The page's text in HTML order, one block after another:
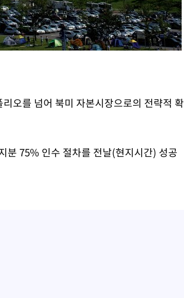
오를 넘어 북미 자본시장으로의 전략적 확
75% 인수 절차를 전날(현지시간) 성공